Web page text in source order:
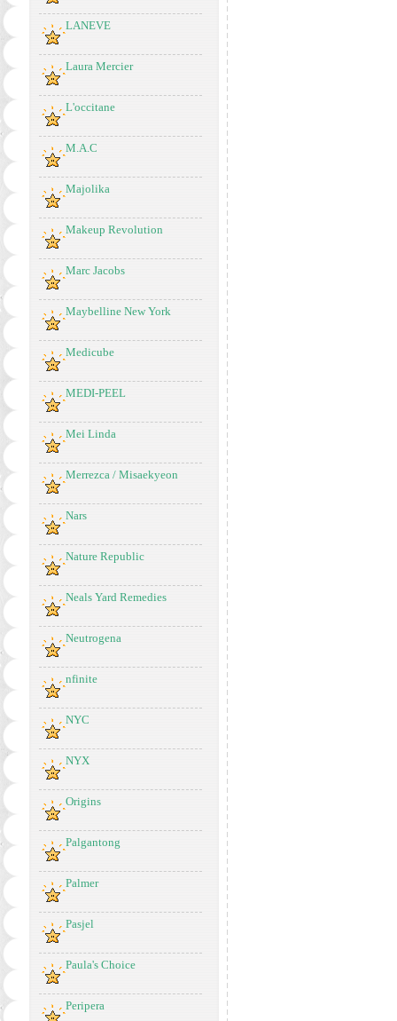
LANEVE
Laura Mercier
L'occitane
M.A.C
Majolika
Makeup Revolution
Marc Jacobs
Maybelline New York
Medicube
MEDI-PEEL
Mei Linda
Merrezca / Misaekyeon
Nars
Nature Republic
Neals Yard Remedies
Neutrogena
nfinite
NYC
NYX
Origins
Palgantong
Palmer
Pasjel
Paula's Choice
Peripera